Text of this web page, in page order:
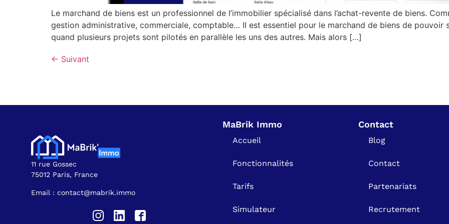
Le marchand de biens est un professionnel de l’immobilier spécialisé dans l’achat-revente de biens.
gestion administrative, commerciale, comptable… Il est essentiel pour le marchand de biens de pouvoir
quand plusieurs projets sont pilotés en parallèle les uns des autres. Mais alors […]
← Suivant
11 rue Gossec
75012 Paris, France
Email : contact@mabrik.immo
MaBrik Immo
Accueil
Fonctionnalités
Tarifs
Simulateur
Contact
Blog
Contact
Partenariats
Recrutement